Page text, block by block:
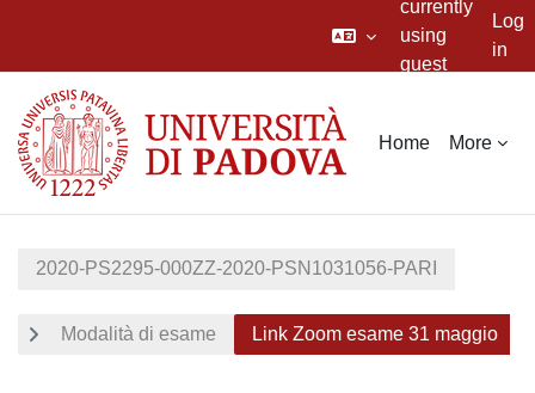
currently
using
guest
Log
in
Home More
2020-PS2295-000ZZ-2020-PSN1031056-PARI
Modalità di esame Link Zoom esame 31 maggio